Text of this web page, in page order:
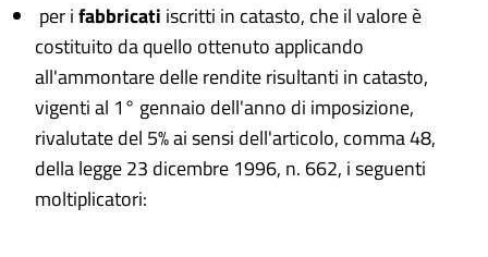
per ifabbricati iscritti in catasto, che il valore è
costituito da quello ottenuto applicando
all'ammontare delle rendite risultanti in catasto,
vigenti al 1° gennaio dell'anno di imposizione,
rivalutate del 5% ai sensi dell'articolo, comma 48,
della legge 23 dicembre 1996, n. 662, i seguenti
moltiplicatori: